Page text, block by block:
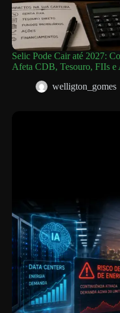
Selic Pode Cair até 2027:
Afeta CDB, Tesouro, FIIs e
welligton_gomes